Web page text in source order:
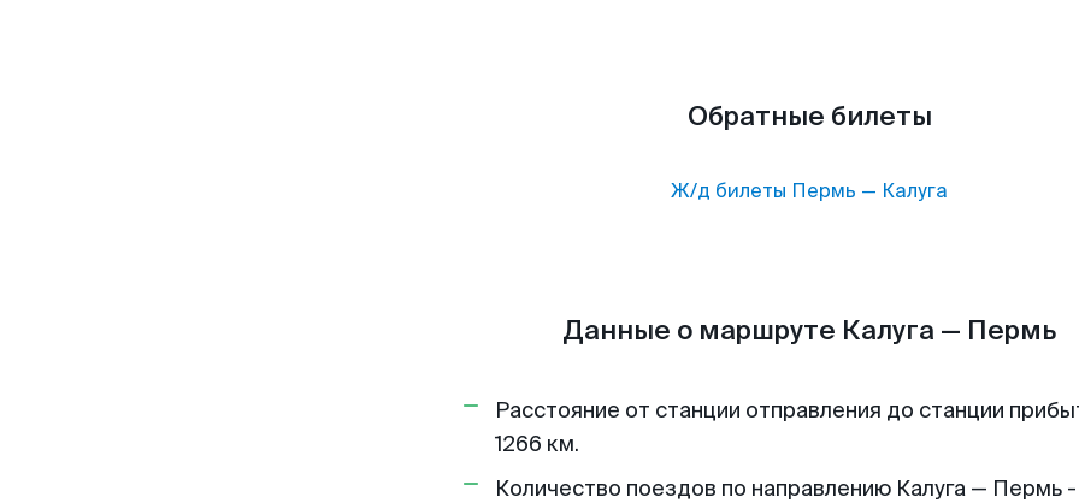
Обратные билеты
Ж/д билеты Пермь — Калуга
Данные о маршруте Калуга — Пермь
Расстояние от станции отправления до станции
1266 км.
Количество поездов по направлению Калуга — Пермь